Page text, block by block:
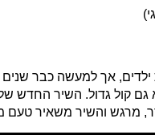
ילדים, אך למעשה כבר
גם קול גדול. השיר החדש
מרגש והשיר משאיר טעם